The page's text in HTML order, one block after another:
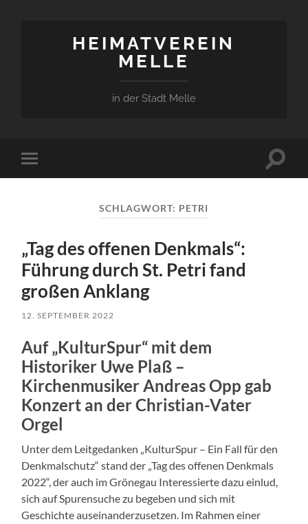
HEIMATVEREIN
MELLE
in der Stadt Melle
Mobile-
Menü
SCHLAGWORT: PETRI
„Tag des offenen Denkmals“:
Führung durch St. Petri fand
großen Anklang
12. SEPTEMBER 2022
Auf „KulturSpur“ mit dem
Historiker Uwe Plaß –
Kirchenmusiker Andreas Opp gab
Konzert an der Christian-Vater
Orgel
Unter dem Leitgedanken „KulturSpur – Ein Fall für den
Denkmalschutz“ stand der „Tag des offenen Denkmals
2022“, der auch im Grönegau Interessierte dazu einlud,
sich auf Spurensuche zu begeben und sich mit
Geschichte auseinanderzusetzen. Im Rahmen einer